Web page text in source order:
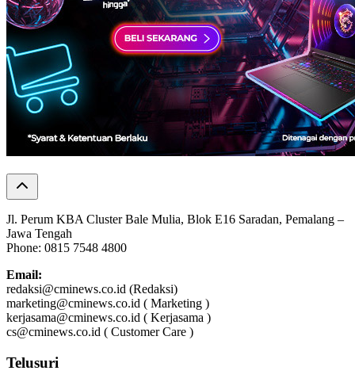
Jl. Perum KBA Cluster Bale Mulia, Blok E16 Saradan, Pemalang –
Jawa Tengah
Phone: 0815 7548 4800
Email:
redaksi@cminews.co.id (Redaksi)
marketing@cminews.co.id ( Marketing )
kerjasama@cminews.co.id ( Kerjasama )
cs@cminews.co.id ( Customer Care )
Telusuri